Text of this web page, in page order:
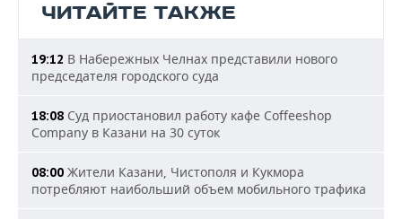
ЧИТАЙТЕ ТАКЖЕ
19:12 В Набережных Челнах представили нового
председателя городского суда
18:08 Суд приостановил работу кафе Coffeeshop
Company в Казани на 30 суток
08:00 Жители Казани, Чистополя и Кукмора
потребляют наибольший объем мобильного трафика